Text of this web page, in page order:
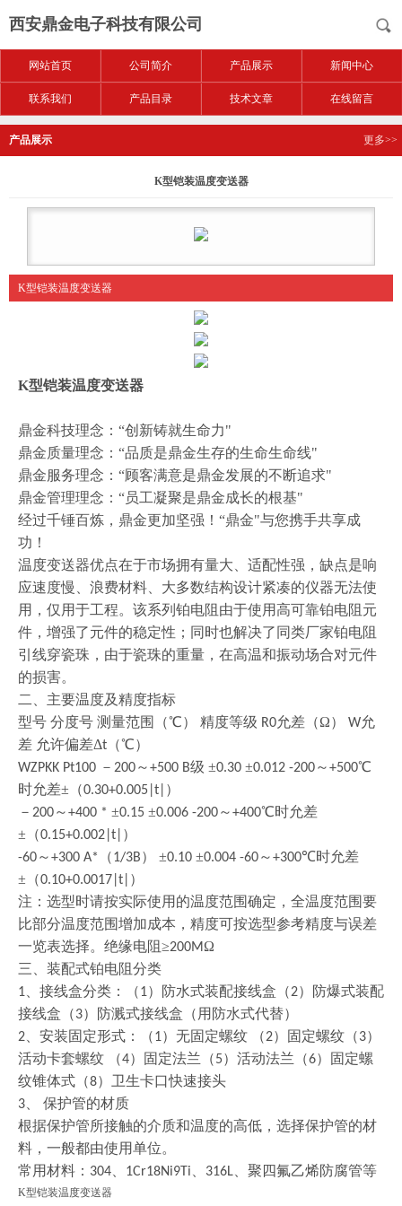
西安鼎金电子科技有限公司
网站首页 公司简介 产品展示 新闻中心
联系我们 产品目录 技术文章 在线留言
产品展示 更多>>
K型铠装温度变送器
K型铠装温度变送器
K型铠装温度变送器
鼎金科技理念： “创新铸就生命力"
鼎金质量理念： “品质是鼎金生存的生命生命线"
鼎金服务理念： “顾客满意是鼎金发展的不断追求"
鼎金管理理念： “员工凝聚是鼎金成长的根基"
经过千锤百炼，鼎金更加坚强！ “鼎金"与您携手共享成
功！
温度变送器优点在于市场拥有量大、适配性强，缺点是响
应速度慢、浪费材料、大多数结构设计紧凑的仪器无法使
用，仅用于工程。该系列铂电阻由于使用高可靠铂电阻元
件，增强了元件的稳定性；同时也解决了同类厂家铂电阻
引线穿瓷珠，由于瓷珠的重量，在高温和振动场合对元件
的损害。
二、主要温度及精度指标
型号 分度号 测量范围（℃） 精度等级 R0允差（Ω） W允
差 允许偏差Δt （℃）
WZPKK Pt100 － 200～+500 B级 ±0.30 ±0.012 -200～+500℃
时允差±（0.30+0.005|t| ）
－ 200～+400 * ±0.15 ±0.006 -200～+400℃时允差
±（0.15+0.002|t| ）
-60～+300 A* （1/3B） ±0.10 ±0.004 -60～+300℃时允差
±（0.10+0.0017|t| ）
注：选型时请按实际使用的温度范围确定，全温度范围要
比部分温度范围增加成本，精度可按选型参考精度与误差
一览表选择。绝缘电阻≥200MΩ
三、装配式铂电阻分类
1 、接线盒分类：（1）防水式装配接线盒（2）防爆式装配
接线盒（3）防溅式接线盒（用防水式代替）
2 、安装固定形式：（1）无固定螺纹 （2）固定螺纹（3）
活动卡套螺纹 （4）固定法兰（5）活动法兰（6）固定螺
纹锥体式（8）卫生卡口快速接头
3 、 保护管的材质
根据保护管所接触的介质和温度的高低，选择保护管的材
料，一般都由使用单位。
常用材料： 304 1Cr18Ni9Ti 316L 、聚四氟乙烯防腐管等
K型铠装温度变送器